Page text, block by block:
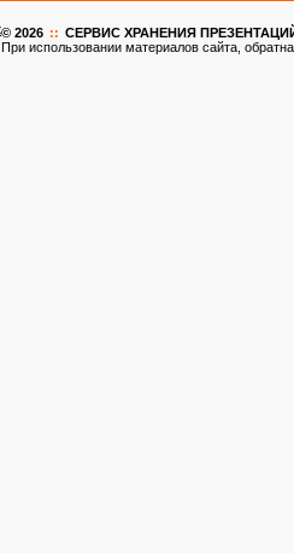
© 2026 :: CЕРВИС ХРАНЕНИЯ ПРЕЗЕНТАЦИЙ
При использовании материалов сайта,